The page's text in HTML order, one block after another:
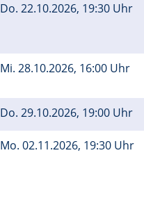
Do. 22.10.2026, 19:30 Uhr
Mi. 28.10.2026, 16:00 Uhr
Do. 29.10.2026, 19:00 Uhr
Mo. 02.11.2026, 19:30 Uhr